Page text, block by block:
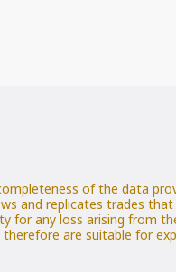
of the data
and replicates trades
for any loss arising from
are suitable for